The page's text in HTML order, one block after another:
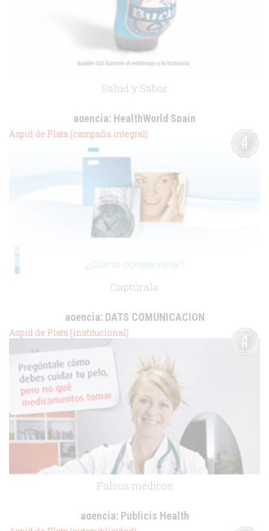
Salud y Sabor
agencia: HealthWorld Spain
cliente:Heineken
Aspid de Plata (campaña integral)
Captúrala
agencia:DATS COMUNICACION
cliente:Boots Healthcare
Aspid de Plata (institucional)
Falsos médicos
agencia:Publicis Health